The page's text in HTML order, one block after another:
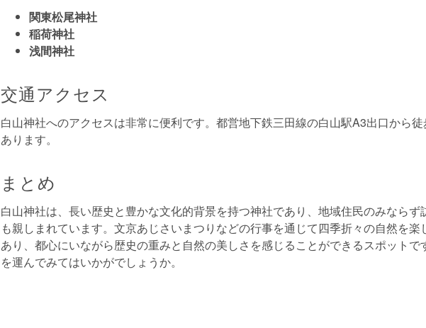
関東松尾神社
稲荷神社
浅間神社
交通アクセス
白山神社へのアクセスは非常に便利です。都営地下鉄三田線の白山駅A3出口から
あります。
まとめ
白山神社は、長い歴史と豊かな文化的背景を持つ神社であり、地域住民のみならず
も親しまれています。文京あじさいまつりなどの行事を通じて四季折々の自然を楽
あり、都心にいながら歴史の重みと自然の美しさを感じることができるスポットで
を運んでみてはいかがでしょうか。